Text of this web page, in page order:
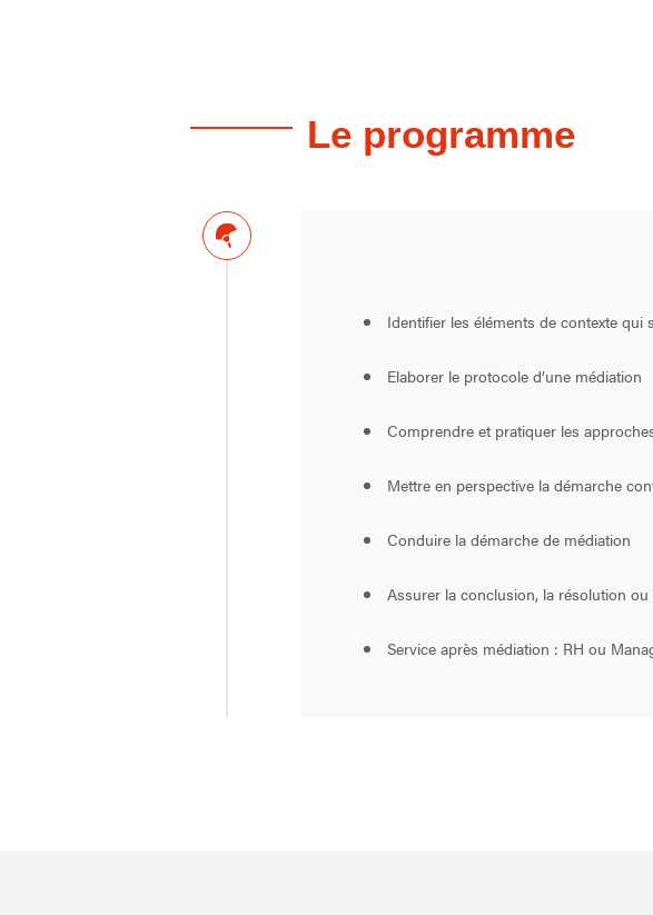
Le programme
Identifier les éléments de contexte qui
Elaborer le protocole d’une médiation
Comprendre et pratiquer les
Mettre en perspective la démarche
Conduire la démarche de médiation
Assurer la conclusion, la résolution
Service après médiation : RH ou